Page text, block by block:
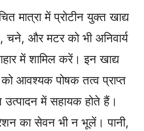
मात्रा में प्रोटीन युक्त खाद्य
चने, और मटर को भी अनिवार्य
में शामिल करें। इन खाद्य
को आवश्यक पोषक तत्व प्राप्त
उत्पादन में सहायक होते हैं।
का सेवन भी न भूलें। पानी,